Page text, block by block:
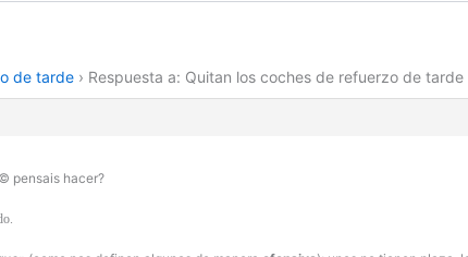
de tarde › Respuesta a: Quitan los coches de refuerzo de tarde
pensais hacer?